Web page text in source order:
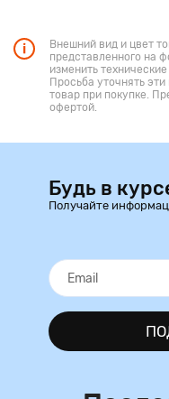
Внешний вид и цвет
представленного на
изменить
Просьба уточнять
товар при покупке.
офертой.
Будь в
Получайте